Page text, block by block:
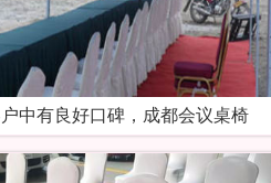
中有良好口碑，成都会议桌椅